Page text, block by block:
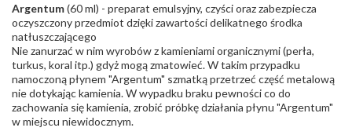
Argentum(60 ml) - preparat emulsyjny, czyści oraz zabezpiecza
oczyszczony przedmiot dzięki zawartości delikatnego środka
natłuszczającego
Nie zanurzać w nim wyrobów z kamieniami organicznymi (perła,
turkus, koral itp.) gdyż mogą zmatowieć. W takim przypadku
namoczoną płynem "Argentum" szmatką przetrzeć część metalową
nie dotykając kamienia. W wypadku braku pewności co do
zachowania się kamienia, zrobić próbkę działania płynu "Argentum"
w miejscu niewidocznym.